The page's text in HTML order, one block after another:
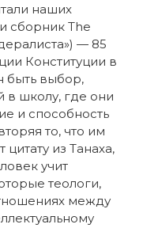
наших
сборник The
— 85
Конституции в
быть выбор,
в школу, где они
и способность
то, что им
из Танаха,
учит
теологи,
между